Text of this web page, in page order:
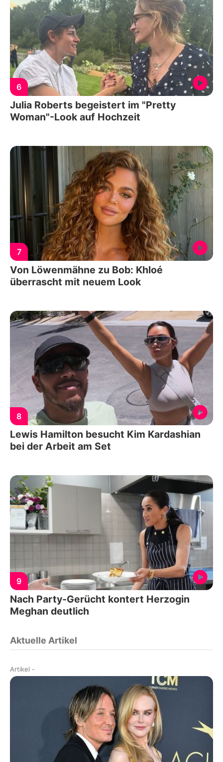
6
Julia Roberts begeistert im "Pretty
Woman"-Look auf Hochzeit
7
Von Löwenmähne zu Bob: Khloé
überrascht mit neuem Look
8
Lewis Hamilton besucht Kim Kardashian
bei der Arbeit am Set
9
Nach Party-Gerücht kontert Herzogin
Meghan deutlich
Aktuelle Artikel
Artikel -